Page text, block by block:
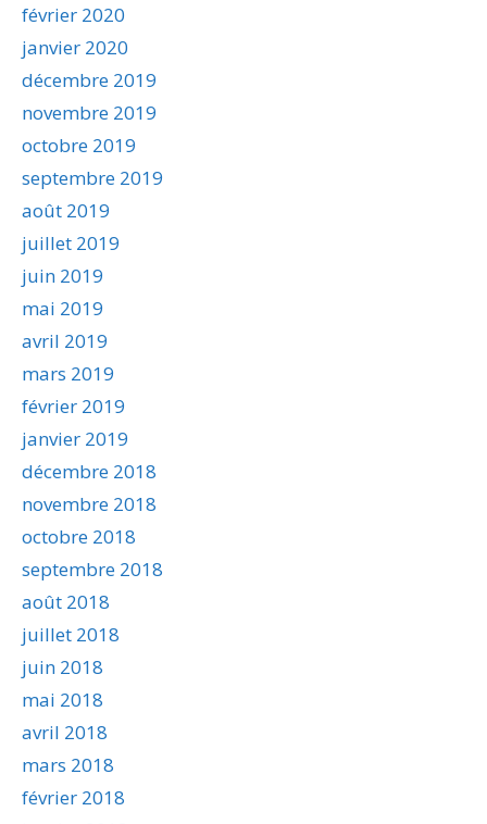
février 2020
janvier 2020
décembre 2019
novembre 2019
octobre 2019
septembre 2019
août 2019
juillet 2019
juin 2019
mai 2019
avril 2019
mars 2019
février 2019
janvier 2019
décembre 2018
novembre 2018
octobre 2018
septembre 2018
août 2018
juillet 2018
juin 2018
mai 2018
avril 2018
mars 2018
février 2018